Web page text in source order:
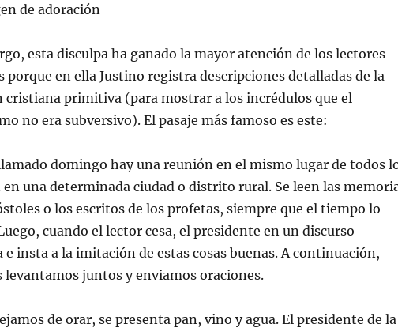
de adoración
esta disculpa ha ganado la mayor atención de los lectores
porque en ella Justino registra descripciones detalladas de la
cristiana primitiva (para mostrar a los incrédulos que el
no era subversivo). El pasaje más famoso es este:
domingo hay una reunión en el mismo lugar de todos
en una determinada ciudad o distrito rural. Se leen las
o los escritos de los profetas, siempre que el tiempo lo
cuando el lector cesa, el presidente en un discurso
e insta a la imitación de estas cosas buenas. A continuación,
levantamos juntos y enviamos oraciones.
de orar, se presenta pan, vino y agua. El presidente de la